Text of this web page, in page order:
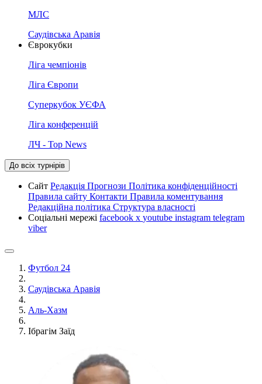
МЛС
Саудівська Аравія
Єврокубки
Ліга чемпіонів
Ліга Європи
Суперкубок УЄФА
Ліга конференцій
ЛЧ - Top News
До всіх турнірів
Сайт Редакція Прогнози Політика конфіденційності
Правила сайту Контакти Правила коментування
Редакційна політика Структура власності
Соціальні мережі facebook x youtube instagram telegram
viber
Футбол 24
Саудівська Аравія
Аль-Хазм
Ібрагім Заїд